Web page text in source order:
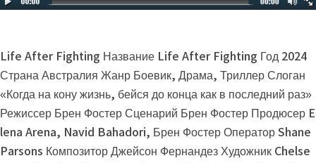
Life After Fighting Название Life After Fighting Год 2024
Страна Австралия Жанр Боевик, Драма, Триллер Слоган
«Когда на кону жизнь, бейся до конца как в последний раз»
Режиссер Брен Фостер Сценарий Брен Фостер Продюсер E
lena Arena, Navid Bahadori, Брен Фостер Оператор Shane
Parsons Композитор Джейсон Фернандез Художник Chelse